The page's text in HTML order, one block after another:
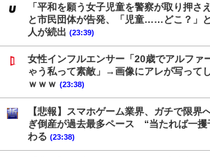
「平和を願う女子児童を警察が取り押さ
と市民団体が告発、「児童……どこ？」
人が続出 (23:39)
女性インフルエンサー「20歳でアルファ
ゃう私って素敵」→画像にアレが写って
ｗｗｗ (23:38)
【悲報】スマホゲーム業界、ガチで限界
ぎ倒産が過去最多ペース “当たれば一攫
わる (23:38)